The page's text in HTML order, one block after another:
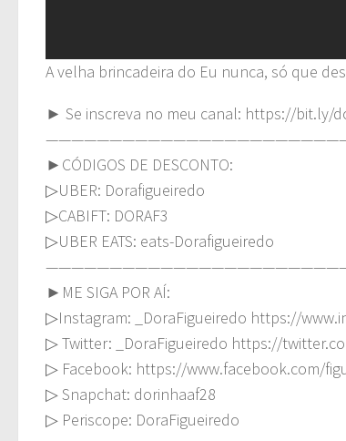
A velha brincadeira do Eu nunca, só que
► Se inscreva no meu canal: https://bit.ly/
►CÓDIGOS DE DESCONTO:
▷UBER: Dorafigueiredo
▷CABIFT: DORAF3
▷UBER EATS: eats-Dorafigueiredo
►ME SIGA POR AÍ:
▷Instagram: _DoraFigueiredo https://
▷ Twitter: _DoraFigueiredo https://
▷ Facebook: https://www.facebook.com/
▷ Snapchat: dorinhaaf28
▷ Periscope: DoraFigueiredo